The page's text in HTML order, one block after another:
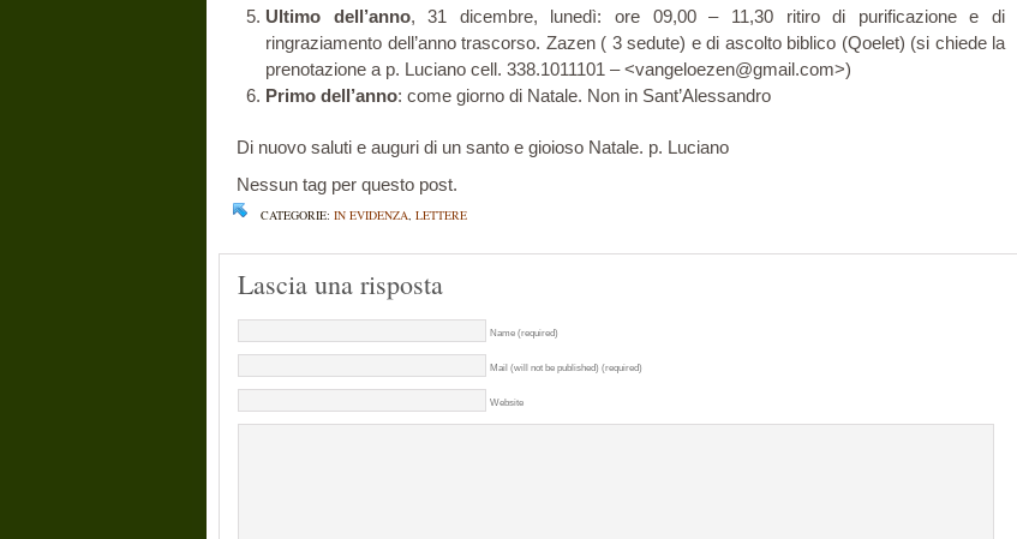
Ultimo dell’anno, 31 dicembre, lunedì: ore 09,00 – 11,30 ritiro di purificazione e di
ringraziamento dell’anno trascorso. Zazen ( 3 sedute) e di ascolto biblico (Qoelet) (si chiede la
prenotazione a p. Luciano cell. 338.1011101 – <vangeloezen@gmail.com>)
Primo dell’anno: come giorno di Natale. Non in Sant’Alessandro
Di nuovo saluti e auguri di un santo e gioioso Natale. p. Luciano
Nessun tag per questo post.
CATEGORIE: IN EVIDENZA, LETTERE
Lascia una risposta
Name (required)
Mail (will not be published) (required)
Website